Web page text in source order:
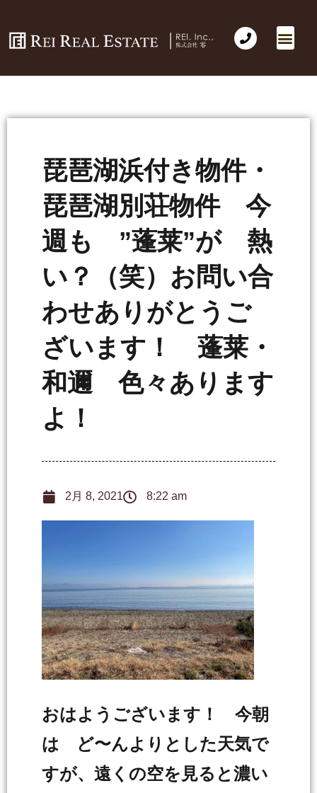
琵琶湖浜付き物件・
琵琶湖別荘物件 今
週も ”蓬莱”が 熱
い？（笑）お問い合
わせありがとうご
ざいます！ 蓬莱・
和邇 色々あります
よ！
2月 8, 2021 8:22 am
おはようございます！ 今朝
は ど〜んよりとした天気で
すが、遠くの空を見ると濃い